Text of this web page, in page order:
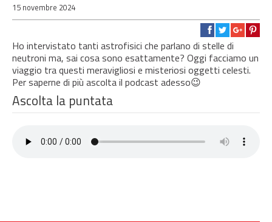
15 novembre 2024
Ho intervistato tanti astrofisici che parlano di stelle di
neutroni ma, sai cosa sono esattamente? Oggi facciamo un
viaggio tra questi meravigliosi e misteriosi oggetti celesti.
Per saperne di più ascolta il podcast adesso😉
Ascolta la puntata